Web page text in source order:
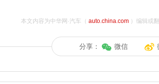
本文内容为中华网·汽车（ auto.china.com）编辑或翻
分享： 微信